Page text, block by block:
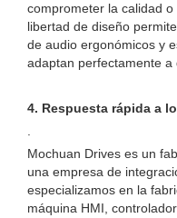
comprometer la calidad
libertad de diseño
de audio ergonómicos y
adaptan perfectamente a
4. Respuesta rápida a
Mochuan Drives es un
una empresa de
especializamos en la
máquina HMI,